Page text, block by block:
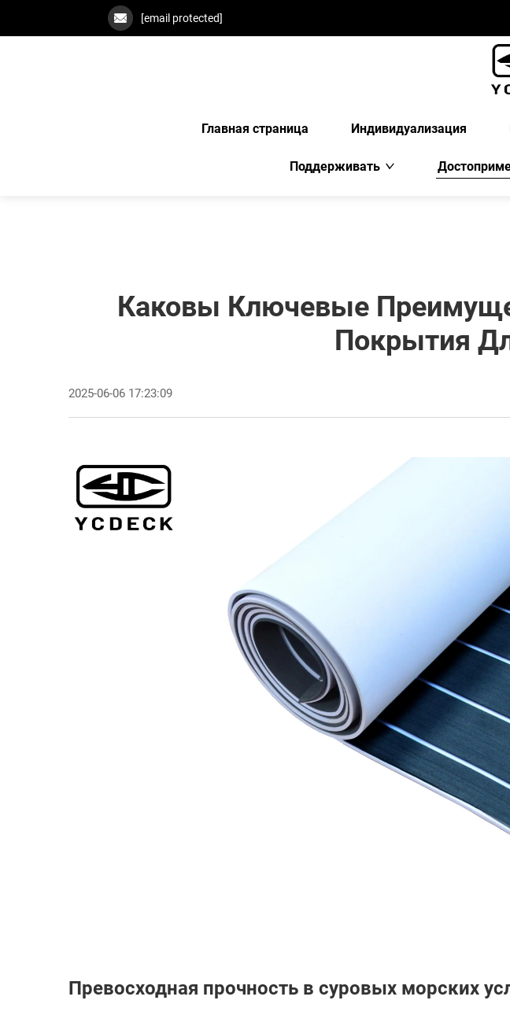
[email protected]
Главная страница Индивидуализация
Поддерживать
Каковы Ключевые
Покрытия
2025-06-06 17:23:09
Превосходная прочность в суровых морских